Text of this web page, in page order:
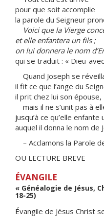
pour que soit accomplie
la parole du Seigneur
Voici que la Vierge
et elle enfantera un fils ;
on lui donnera le nom
qui se traduit : « Dieu-
Quand Joseph se
il fit ce que l’ange du
il prit chez lui son épouse,
mais il ne s’unit pas à
jusqu’à ce qu’elle enfante
auquel il donna le nom de
– Acclamons la Parole
OU LECTURE BREVE
ÉVANGILE
« Généalogie de Jésus,
18-25)
Évangile de Jésus Christ